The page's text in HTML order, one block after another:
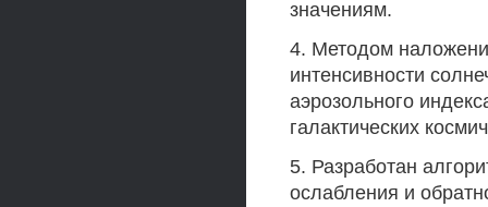
значениям.
4. Методом
интенсивности
аэрозольного
галактических
5. Разработан
ослабления и